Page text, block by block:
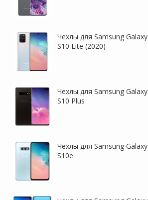
Чехлы для Samsung Galaxy
S10 Lite (2020)
Чехлы для Samsung Galaxy
S10 Plus
Чехлы для Samsung Galaxy
S10e